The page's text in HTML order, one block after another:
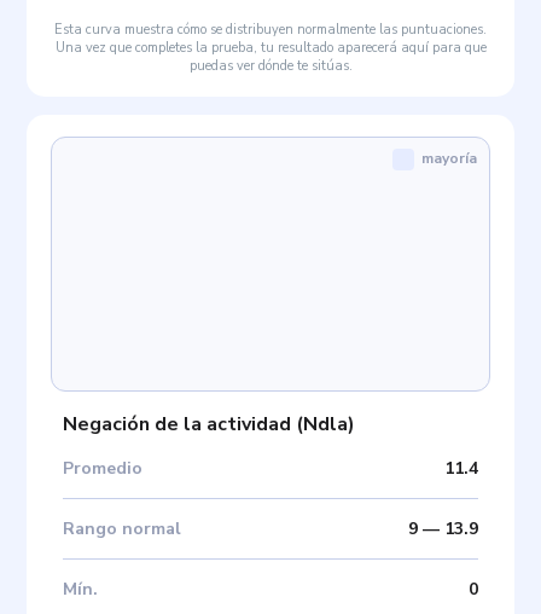
Esta curva muestra cómo se distribuyen normalmente las puntuaciones.
Una vez que completes la prueba, tu resultado aparecerá aquí para que
puedas ver dónde te sitúas.
Negación de la actividad (Ndla)
Promedio 11.4
Rango normal 9— 13.9
Mín. 0
mayoría